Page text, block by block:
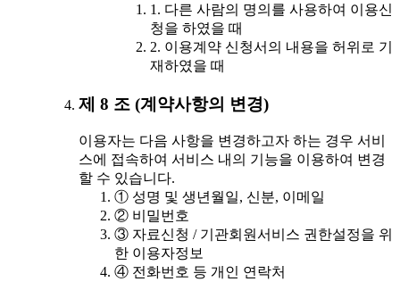
1. 다른 사람의 명의를 사용하여 이용신
청을 하였을 때
2. 이용계약 신청서의 내용을 허위로 기
재하였을 때
제 8 조 (계약사항의 변경)
이용자는 다음 사항을 변경하고자 하는 경우 서비
스에 접속하여 서비스 내의 기능을 이용하여 변경
할 수 있습니다.
① 성명 및 생년월일, 신분, 이메일
② 비밀번호
③ 자료신청 / 기관회원서비스 권한설정을 위
한 이용자정보
④ 전화번호 등 개인 연락처